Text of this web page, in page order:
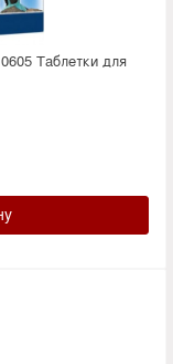
Таблетки для